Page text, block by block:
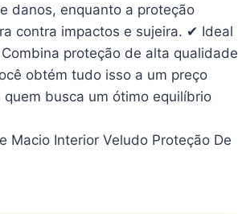
danos, enquanto a proteção
contra impactos e sujeira. ✔ Ideal
proteção de alta qualidade
obtém tudo isso a um preço
busca um ótimo equilíbrio
Macio Interior Veludo Proteção De